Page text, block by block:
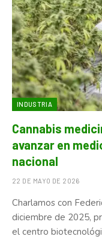
INDUSTRIA
Cannabis
avanzar en
nacional
22 DE MAYO DE 2026
Charlamos con
diciembre de 2025,
el centro